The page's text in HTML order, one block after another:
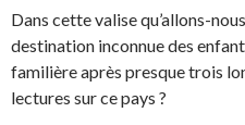
Dans cette valise qu’allons-
destination inconnue des
familière après presque trois
lectures sur ce pays ?